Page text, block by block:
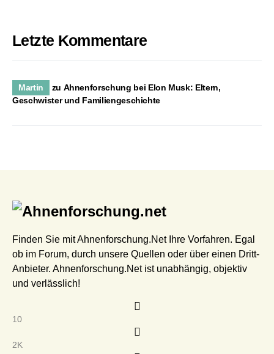
Letzte Kommentare
Martin zu Ahnenforschung bei Elon Musk: Eltern,
Geschwister und Familiengeschichte
Finden Sie mit Ahnenforschung.Net Ihre Vorfahren. Egal
ob im Forum, durch unsere Quellen oder über einen Dritt-
Anbieter. Ahnenforschung.Net ist unabhängig, objektiv
und verlässlich!
10
2K